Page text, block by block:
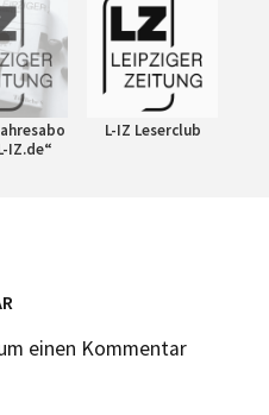
IZ.de“
L-IZ Leserclub
einen Kommentar